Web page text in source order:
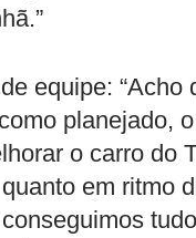
equipe:
planejado,
o carro do
em ritmo